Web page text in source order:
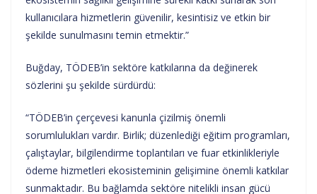
kullanıcılara hizmetlerin güvenilir, kesintisiz ve etkin bir
şekilde sunulmasını temin etmektir.”
Buğday, TÖDEB’in sektöre katkılarına da değinerek
sözlerini şu şekilde sürdürdü:
“TÖDEB’in çerçevesi kanunla çizilmiş önemli
sorumlulukları vardır. Birlik; düzenlediği eğitim programları,
çalıştaylar, bilgilendirme toplantıları ve fuar etkinlikleriyle
ödeme hizmetleri ekosisteminin gelişimine önemli katkılar
sunmaktadır. Bu bağlamda sektöre nitelikli insan gücü